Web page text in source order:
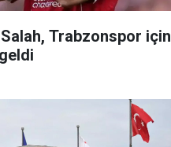
Trabzonspor için